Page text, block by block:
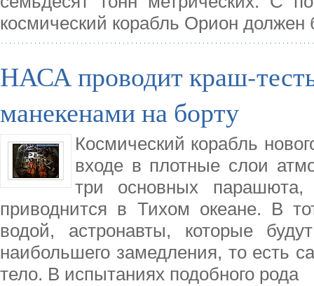
космический корабль Орион должен
НАСА проводит краш-
манекенами на борту
Космический корабль
входе в плотные слои
три основных
приводнится в Тихом океане. В
водой, астронавты, которые
наибольшего замедления, то есть
тело. В испытаниях подобного рода